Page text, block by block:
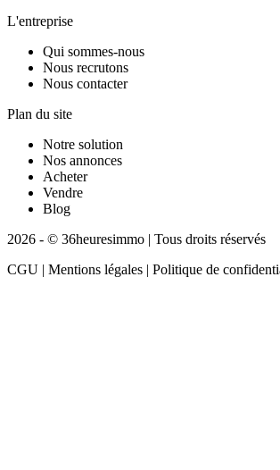
L'entreprise
Qui sommes-nous
Nous recrutons
Nous contacter
Plan du site
Notre solution
Nos annonces
Acheter
Vendre
Blog
2026 - © 36heuresimmo | Tous droits réservés
CGU | Mentions légales | Politique de